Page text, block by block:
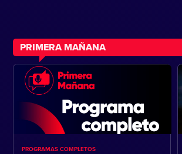
PRIMERA MAÑANA
PROGRAMAS COMPLETOS